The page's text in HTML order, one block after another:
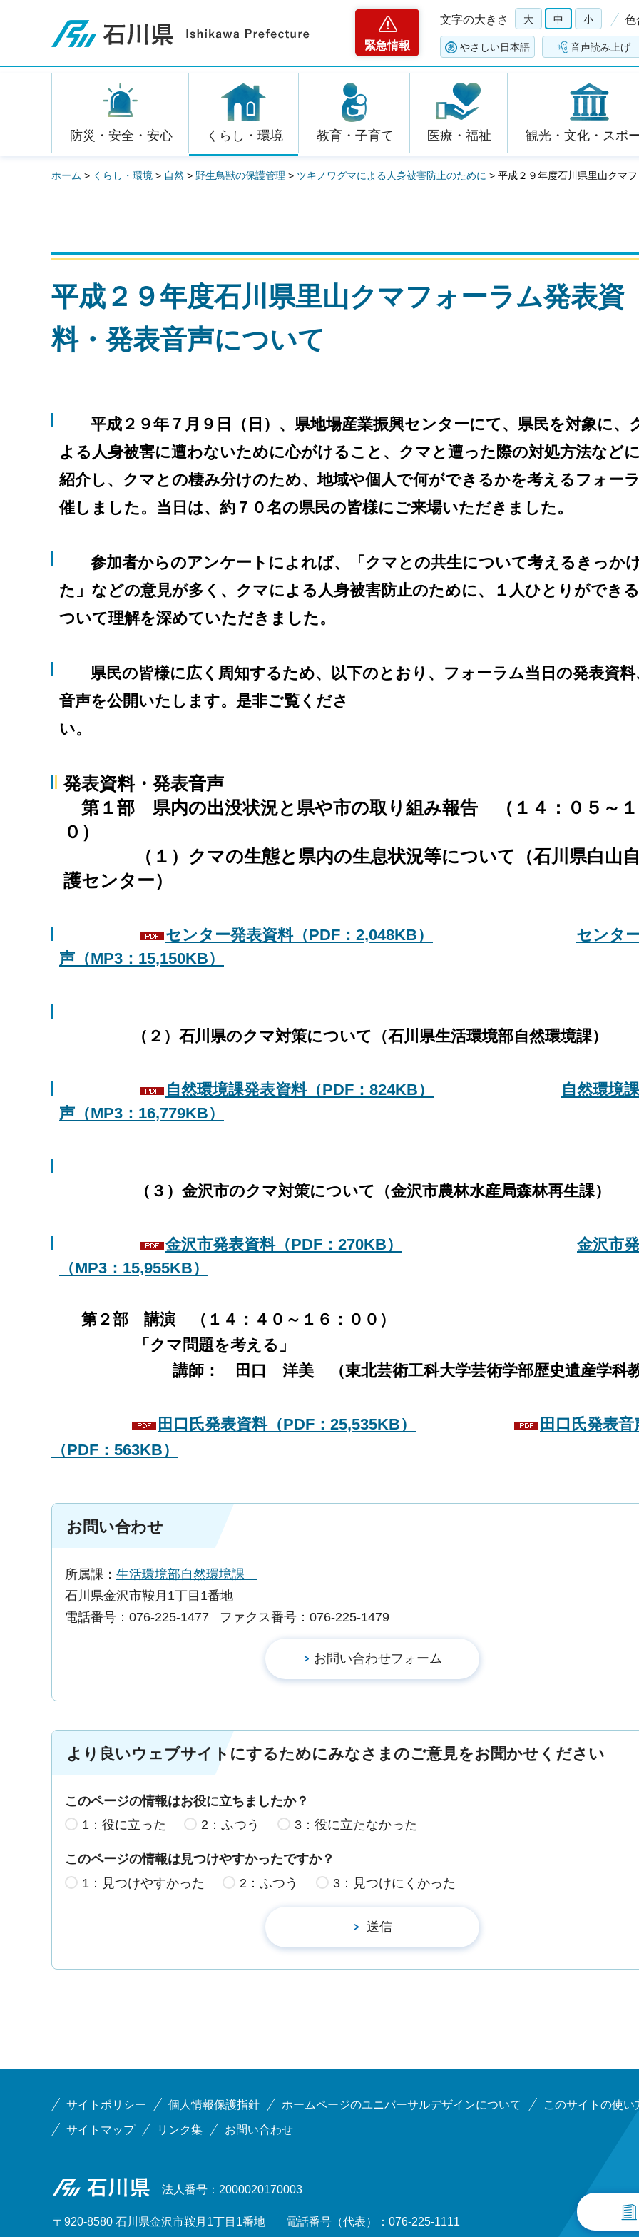
石川県
緊急情報
文字の大きさ 大 中 小 色
やさしい日本語 音声読み上げ
防災・安全・安心 くらし・環境 教育・子育て 医療・福祉 観光・文化・スポ
ホーム > くらし・環境 > 自然 > 野生鳥獣の保護管理 > ツキノワグマによる人身被害防止のために > 平成２９年度石川県里山クマ
平成２９年度石川県里山クマフォーラム発表資
料・発表音声について
平成２９年７月９日（日）、県地場産業振興センターにて、県民を対象に、
よる人身被害に遭わないために心がけること、クマと遭った際の対処方法など
紹介し、クマとの棲み分けのため、地域や個人で何ができるかを考えるフォー
催しました。当日は、約７０名の県民の皆様にご来場いただきました。
参加者からのアンケートによれば、「クマとの共生について考えるきっか
た」などの意見が多く、クマによる人身被害防止のために、１人ひとりができ
ついて理解を深めていただきました。
県民の皆様に広く周知するため、以下のとおり、フォーラム当日の発表資料
音声を公開いたします。是非ご覧くださ
い。
発表資料・発表音声
第１部 県内の出没状況と県や市の取り組み報告 （１４：０５～
０）
（１）クマの生態と県内の生息状況等について（石川県白山
護センター）
センター発表資料（PDF：2,048KB）
センタ
声（MP3：15,150KB）
（２）石川県のクマ対策について（石川県生活環境部自然環境課）
自然環境課発表資料（PDF：824KB）
自然環境
声（MP3：16,779KB）
（３）金沢市のクマ対策について（金沢市農林水産局森林再生課）
金沢市発表資料（PDF：270KB）
金沢市
（MP3：15,955KB）
第２部 講演 （１４：４０～１６：００）
「クマ問題を考える」
講師： 田口 洋美 （東北芸術工科大学芸術学部歴史遺産学科教
田口氏発表資料（PDF：25,535KB）
田口氏発表音
（PDF：563KB）
お問い合わせ
所属課： 生活環境部自然環境課
石川県金沢市鞍月1丁目1番地
電話番号：076-225-1477
ファクス番号：076-225-1479
より良いウェブサイトにするためにみなさまのご意見をお聞かせください
このページの情報はお役に立ちましたか？
1：役に立った
2：ふつう 3：役に立たなかった
このページの情報は見つけやすかったですか？
1：見つけやすかった
2：ふつう 3：見つけにくかった
サイトポリシー 個人情報保護指針 ホームページのユニバーサルデザインについて このサイトの使い
サイトマップ リンク集 お問い合わせ
石川県 法人番号：2000020170003
〒920-8580 石川県金沢市鞍月1丁目1番地 電話番号（代表）：076-225-1111